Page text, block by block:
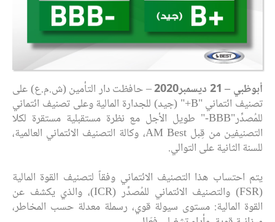
أبوظبي – 21 ديسمبر2020– حافظت دار التأمين (ش.م.ع) على
تصنيف ائتماني "B+" (جيد) للجدارة المالية وعلى تصنيف ائتماني
للمُصدِّر"BBB-" طويل الأجل مع نظرة مستقبلية مستقرة لكلا
التصنيفين من قِبل AM Best، وكالة التصنيف الائتماني العالمية،
للسنة الثانية على التوالي.
يتم احتساب هذا التصنيف الائتماني وفقاً لتصنيف القوة المالية
(FSR) والتصنيف الائتماني للمُصدِّر (ICR)، والذي يكشف عن
القوة المالية: مستوى سيولة قوي، رسملة معدلة حسب المخاطر،